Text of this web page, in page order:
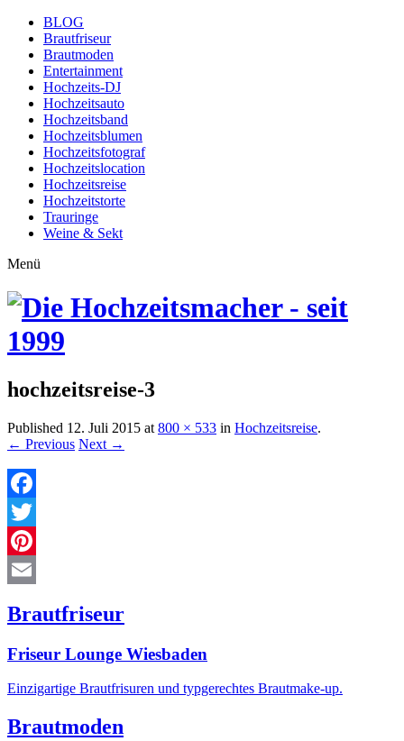
BLOG
Brautfriseur
Brautmoden
Entertainment
Hochzeits-DJ
Hochzeitsauto
Hochzeitsband
Hochzeitsblumen
Hochzeitsfotograf
Hochzeitslocation
Hochzeitsreise
Hochzeitstorte
Trauringe
Weine & Sekt
Menü
hochzeitsreise-3
Published 12. Juli 2015 at 800 × 533 in Hochzeitsreise.
← Previous Next →
Facebook
Twitter
Pinterest
Brautfriseur
Friseur Lounge Wiesbaden
Einzigartige Brautfrisuren und typgerechtes Brautmake-up.
Brautmoden